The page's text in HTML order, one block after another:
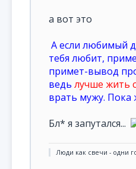
а вот это
А если любимый
тебя любит,
примет-вывод
ведь лучше жить
врать мужу. Пока
Бл* я запутался...
Люди как свечи - одни